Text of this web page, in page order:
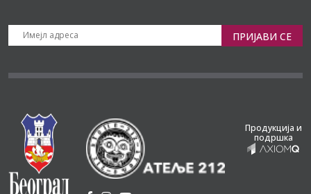
ПРИЈАВИ СЕ
Продукција и
подршка